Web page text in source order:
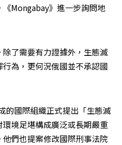
Mongabay》進一步詢問地
了需要有力證據外，生態滅
為，更何況俄國並不承認國
的國際組織正式提出「生態滅
境足堪構成廣泛或長期嚴重
們也提案修改國際刑事法院